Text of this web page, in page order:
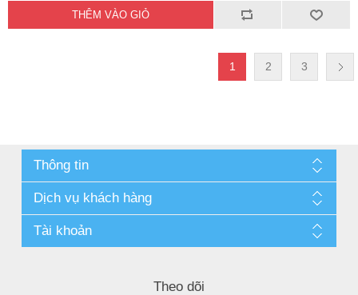
1 2 3
Thông tin
Dịch vụ khách hàng
Tài khoản
Theo dõi